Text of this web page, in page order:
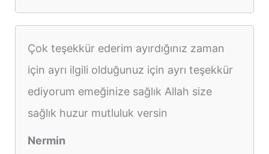
Çok teşekkür ederim ayırdığınız zaman
için ayrı ilgili olduğunuz için ayrı teşekkür
ediyorum emeğinize sağlık Allah size
sağlık huzur mutluluk versin
Nermin